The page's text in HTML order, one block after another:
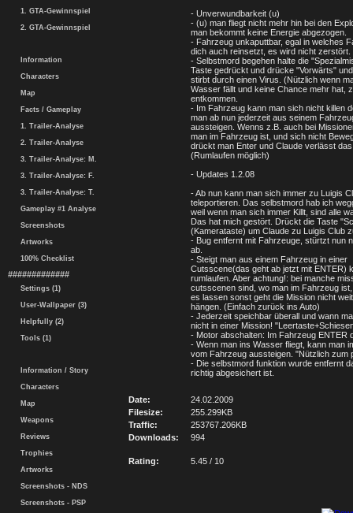
1. GTA-Gewinnspiel
2. GTA-Gewinnspiel
Information
Characters
Map
Facts / Gameplay
1. Trailer-Analyse
2. Trailer-Analyse
3. Trailer-Analyse: M.
3. Trailer-Analyse: F.
3. Trailer-Analyse: T.
Gameplay #1 Analyse
Screenshots
Artworks
100% Checklist
#############
Settings (1)
User-Wallpaper (3)
Helpfully (2)
Tools (1)
Information / Story
Characters
Map
Weapons
Reviews
Trophies
Artworks
Screenshots - NDS
Screenshots - PSP
- Unverwundbarkeit (u)
- (u) man fliegt nicht mehr hin bei den
man bekommt keine Energie abgezogen.
- Fahrzeug unkaputtbar, egal in welches
dich auch reinsetzt, es wird nicht zerstört.
- Selbstmord begehen halte die
Taste gedrückt und drücke "Vorwärts"
stirbt durch einen Virus. (Nützlich wenn
Wasser fällt und keine Chance mehr hat,
entkommen.
- Im Fahrzeug kann man sich nicht killen
man ab nun jederzeit aus seinem
aussteigen. Wenns z.B. auch bei
man im Fahrzeug ist, und sich nicht
drückt man Enter und Claude verlässt
(Rumlaufen möglich)
- Updates 1.2.08
- Ab nun kann man sich immer zu Luigis
teleportieren. Das selbstmord hab ich
weil wenn man sich immer Killt, sind alle
Das hat mich gestört. Drückt die Taste
(Kamerataste) um Claude zu Luigis Club
- Bug entfernt mit Fahrzeuge, stürtzt nun
ab.
- Steigt man aus einem Fahrzeug in einer
Cutsscene(das geht ab jetzt mit ENTER)
rumlaufen. Aber achtung!: bei manche
cutsscenen sind, wo man im Fahrzeug
es lassen sonst geht die Mission nicht
hängen. (Einfach zurück ins Auto)
- Jederzeit speichbar überall und wann
nicht in einer Mission!
- Motor abschalten: Im Fahrzeug ENTER
- Wenn man ins Wasser fliegt, kann man
vom Fahrzeug aussteigen. "Nützlich zum
- Die selbstmord funktion wurde entfernt
richtig abgesichert ist.
Date:
24.02.2009
Filesize:
255.299KB
Traffic:
253767.206KB
Downloads:
994
Rating: 5.45 / 10